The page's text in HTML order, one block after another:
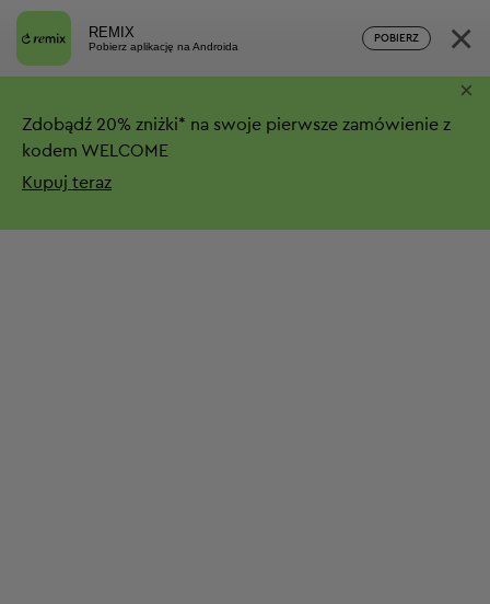
REMIX
Pobierz aplikację na Androida
POBIERZ ×
Zdobądź 20% zniżki* na swoje pierwsze zamówienie z
kodem WELCOME
Kupuj teraz
×